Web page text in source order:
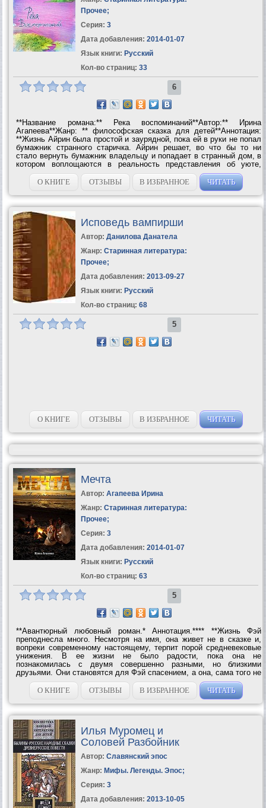
Прочее;
Серия: 3
Дата добавления: 2014-01-07
Язык книги: Русский
Кол-во страниц: 33
6
**Название романа:** Река воспоминаний**Автор:** Ирина
Агапеева**Жанр: ** философская сказка для детей**Аннотация:
**Жизнь Айрин была простой и заурядной, пока ей в руки не попал
бумажник странного старичка. Айрин решает, во что бы то ни
стало вернуть бумажник владельцу и попадает в странный дом, в
котором воплощаются в реальность представления об уюте,
добре и взаимопонимании на каком-то высшем уровне, не
понятном пока Айрин. Старичок...
О КНИГЕ ОТЗЫВЫ В ИЗБРАННОЕ ЧИТАТЬ
Исповедь вампирши
Автор: Данилова Данатела
Жанр: Старинная литература:
Прочее;
Дата добавления: 2013-09-27
Язык книги: Русский
Кол-во страниц: 68
5
О КНИГЕ ОТЗЫВЫ В ИЗБРАННОЕ ЧИТАТЬ
Мечта
Автор: Агапеева Ирина
Жанр: Старинная литература:
Прочее;
Серия: 3
Дата добавления: 2014-01-07
Язык книги: Русский
Кол-во страниц: 63
5
**Авантюрный любовный роман.* Аннотация.**** **Жизнь Фэй
преподнесла много. Несмотря на имя, она живет не в сказке и,
вопреки современному настоящему, терпит порой средневековые
унижения. В ее жизни не было радости, пока она не
познакомилась с двумя совершенно разными, но близкими
друзьями. Они становятся для Фэй спасением, а она, сама того не
ведая, спасет их. Они не могут расстаться друг с другом, и связь
эта продолжалась бы до...
О КНИГЕ ОТЗЫВЫ В ИЗБРАННОЕ ЧИТАТЬ
Илья Муромец и
Соловей Разбойник
Автор: Славянский эпос
Жанр: Мифы. Легенды. Эпос;
Серия: 3
Дата добавления: 2013-10-05